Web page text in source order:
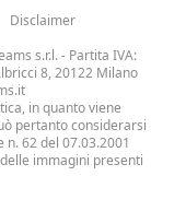
Disclaimer
s.r.l.- Partita IVA:
8, 20122 Milano
in quanto viene
pertanto considerarsi
62 del 07.03.2001
immagini presenti